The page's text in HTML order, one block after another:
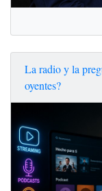
La radio y la
oyentes?